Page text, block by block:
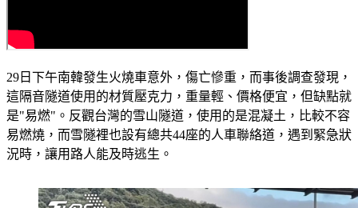
29日下午南韓發生火燒車意外，傷亡慘重，而事後調查發現，
這隔音隧道使用的材質壓克力，重量輕、價格便宜，但缺點就
是"易燃"。反觀台灣的雪山隧道，使用的是混凝土，比較不容
易燃燒，而雪隧裡也設有總共44座的人車聯絡道，遇到緊急狀
況時，讓用路人能及時逃生。